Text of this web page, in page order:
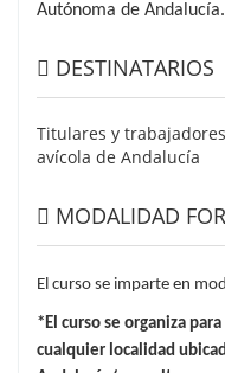
Autónoma de Andalucía.
DESTINATARIOS
Titulares y
avícola de Andalucía
MODALIDAD
El curso se imparte en
*El curso se organiza
cualquier localidad